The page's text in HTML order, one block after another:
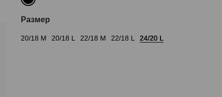
Размер
20/18 M 20/18 L 22/18 M 22/18 L 24/20 L